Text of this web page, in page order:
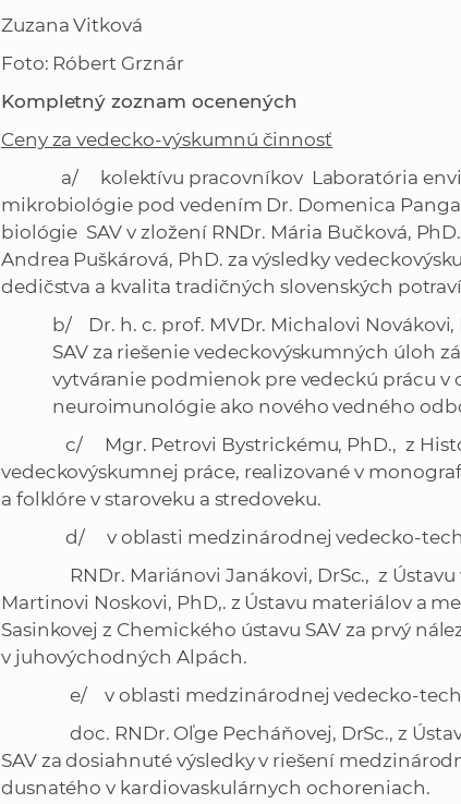
Zuzana Vitková
Foto: Róbert Grznár
Kompletný zoznam ocenených
Ceny za vedecko-výskumnú činnosť
a/ kolektívu pracovníkov Laboratória
mikrobiológie pod vedením Dr. Domenica
biológie SAV v zložení RNDr. Mária Bučková,
Andrea Puškárová, PhD. za výsledky
dedičstva a kvalita tradičných slovenských
b/ Dr. h. c. prof. MVDr. Michalovi
SAV za riešenie vedeckovýskumných úloh
vytváranie podmienok pre vedeckú prácu
neuroimunológie ako nového vedného
c/ Mgr. Petrovi Bystrickému, PhD., z
vedeckovýskumnej práce, realizované v
a folklóre v staroveku a stredoveku.
d/ v oblasti medzinárodnej vedecko-
RNDr. Mariánovi Janákovi, DrSc., z Ústavu
Martinovi Noskovi, PhD,. z Ústavu materiálov a
Sasinkovej z Chemického ústavu SAV za prvý
v juhovýchodných Alpách.
e/ v oblasti medzinárodnej vedecko-
doc. RNDr. Oľge Pecháňovej, DrSc., z
SAV za dosiahnuté výsledky v riešení
dusnatého v kardiovaskulárnych ochoreniach.